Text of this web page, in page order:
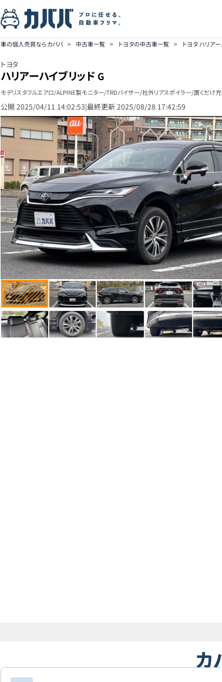
車の個人売買ならカババ > 中古車一覧 > トヨタの中古車一覧 > トヨタ ハリア
トヨタ
ハリアーハイブリッドG
モデリスタフルエアロ/ALPINE製モニター/TRDバイザー/社外リアスポイラー/置くだけ
公開 2025/04/11 14:02:53|最終更新2025/08/28 17:42:59
カ